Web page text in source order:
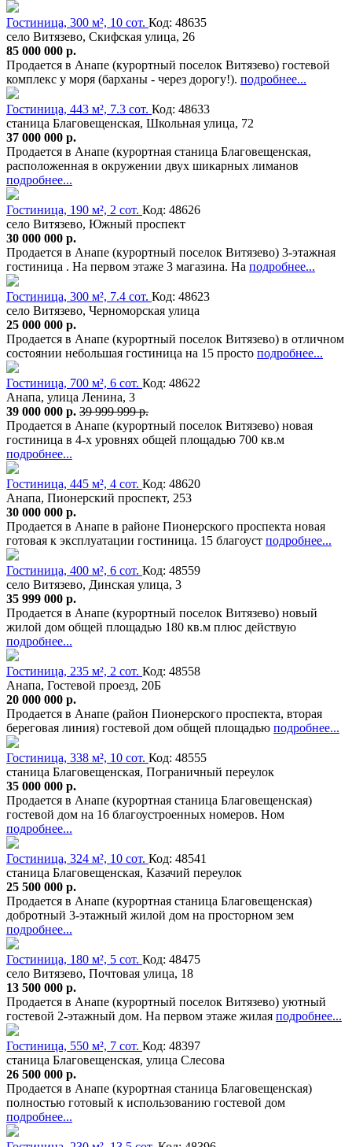
Гостиница, 300 м², 10 сот. Код: 48635
село Витязево, Скифская улица, 26
85 000 000 р.
Продается в Анапе (курортный поселок Витязево) гостевой
комплекс у моря (барханы - через дорогу!). подробнее...
Гостиница, 443 м², 7.3 сот. Код: 48633
станица Благовещенская, Школьная улица, 72
37 000 000 р.
Продается в Анапе (курортная станица Благовещенская,
расположенная в окружении двух шикарных лиманов
подробнее...
Гостиница, 190 м², 2 сот. Код: 48626
село Витязево, Южный проспект
30 000 000 р.
Продается в Анапе (курортный поселок Витязево) 3-этажная
гостиница . На первом этаже 3 магазина. На подробнее...
Гостиница, 300 м², 7.4 сот. Код: 48623
село Витязево, Черноморская улица
25 000 000 р.
Продается в Анапе (курортный поселок Витязево) в отличном
состоянии небольшая гостиница на 15 просто подробнее...
Гостиница, 700 м², 6 сот. Код: 48622
Анапа, улица Ленина, 3
39 000 000 р. 39 999 999 р.
Продается в Анапе (курортный поселок Витязево) новая
гостиница в 4-х уровнях общей площадью 700 кв.м
подробнее...
Гостиница, 445 м², 4 сот. Код: 48620
Анапа, Пионерский проспект, 253
30 000 000 р.
Продается в Анапе в районе Пионерского проспекта новая
готовая к эксплуатации гостиница. 15 благоуст подробнее...
Гостиница, 400 м², 6 сот. Код: 48559
село Витязево, Динская улица, 3
35 999 000 р.
Продается в Анапе (курортный поселок Витязево) новый
жилой дом общей площадью 180 кв.м плюс действую
подробнее...
Гостиница, 235 м², 2 сот. Код: 48558
Анапа, Гостевой проезд, 20Б
20 000 000 р.
Продается в Анапе (район Пионерского проспекта, вторая
береговая линия) гостевой дом общей площадью подробнее...
Гостиница, 338 м², 10 сот. Код: 48555
станица Благовещенская, Пограничный переулок
35 000 000 р.
Продается в Анапе (курортная станица Благовещенская)
гостевой дом на 16 благоустроенных номеров. Ном
подробнее...
Гостиница, 324 м², 10 сот. Код: 48541
станица Благовещенская, Казачий переулок
25 500 000 р.
Продается в Анапе (курортная станица Благовещенская)
добротный 3-этажный жилой дом на просторном зем
подробнее...
Гостиница, 180 м², 5 сот. Код: 48475
село Витязево, Почтовая улица, 18
13 500 000 р.
Продается в Анапе (курортный поселок Витязево) уютный
гостевой 2-этажный дом. На первом этаже жилая подробнее...
Гостиница, 550 м², 7 сот. Код: 48397
станица Благовещенская, улица Слесова
26 500 000 р.
Продается в Анапе (курортная станица Благовещенская)
полностью готовый к использованию гостевой дом
подробнее...